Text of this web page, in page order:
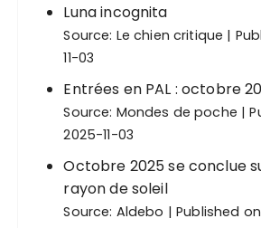
Luna incognita
Source: Le chien critique
11-03
Entrées en PAL : octobre
Source: Mondes de poche
2025-11-03
Octobre 2025 se conclue
rayon de soleil
Source: Aldebo Published